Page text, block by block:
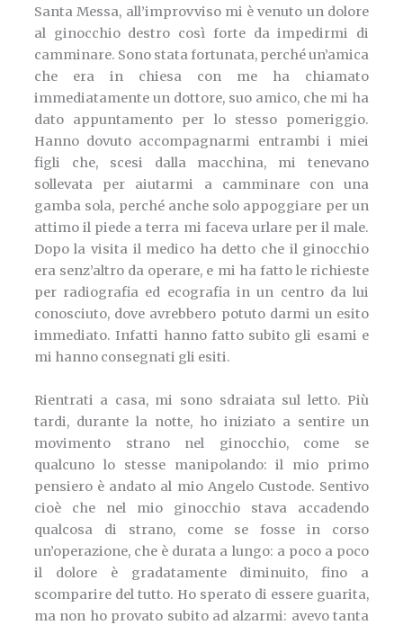
Santa Messa, all’improvviso mi è venuto un dolore
al ginocchio destro così forte da impedirmi di
camminare. Sono stata fortunata, perché un’amica
che era in chiesa con me ha chiamato
immediatamente un dottore, suo amico, che mi ha
dato appuntamento per lo stesso pomeriggio.
Hanno dovuto accompagnarmi entrambi i miei
figli che, scesi dalla macchina, mi tenevano
sollevata per aiutarmi a camminare con una
gamba sola, perché anche solo appoggiare per un
attimo il piede a terra mi faceva urlare per il male.
Dopo la visita il medico ha detto che il ginocchio
era senz’altro da operare, e mi ha fatto le richieste
per radiografia ed ecografia in un centro da lui
conosciuto, dove avrebbero potuto darmi un esito
immediato. Infatti hanno fatto subito gli esami e
mi hanno consegnati gli esiti.
Rientrati a casa, mi sono sdraiata sul letto. Più
tardi, durante la notte, ho iniziato a sentire un
movimento strano nel ginocchio, come se
qualcuno lo stesse manipolando: il mio primo
pensiero è andato al mio Angelo Custode. Sentivo
cioè che nel mio ginocchio stava accadendo
qualcosa di strano, come se fosse in corso
un’operazione, che è durata a lungo: a poco a poco
il dolore è gradatamente diminuito, fino a
scomparire del tutto. Ho sperato di essere guarita,
ma non ho provato subito ad alzarmi: avevo tanta